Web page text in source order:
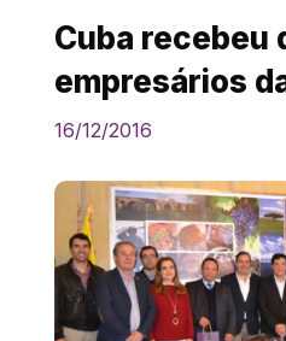
Cuba recebeu
empresários
16/12/2016